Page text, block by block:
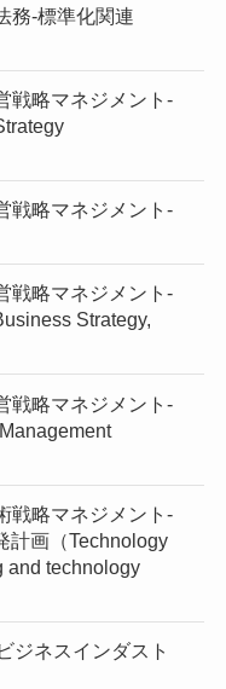
務-標準化関連
戦略マネジメント-
戦略マネジメント-
戦略マネジメント-
Strategy,
戦略マネジメント-
戦略マネジメント-
計画（Technology
and technology
ジネスインダスト